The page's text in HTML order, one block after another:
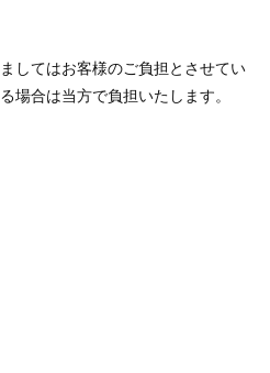
してはお客様のご負担とさせてい
場合は当方で負担いたします。